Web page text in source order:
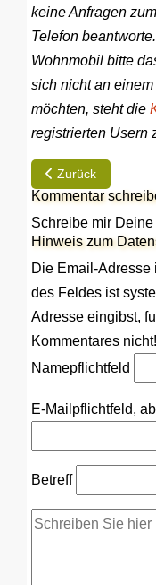
keine Anfragen
Telefon
Wohnmobil bitte
sich nicht an
möchten, steht die
registrierten Usern
Vorheriger
Zurück
Kommentar
Schreibe mir
Hinweis zum
Die Email-Adresse
des Feldes ist
Adresse eingibst,
Kommentares nicht!
Namepflichtfeld
E-Mail pflichtfeld,
Betreff